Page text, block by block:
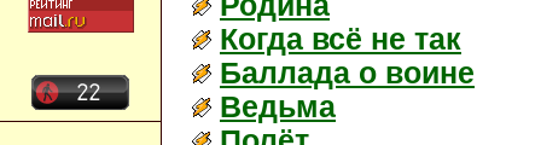
Когда всё не так
Баллада о воине
Ведьма